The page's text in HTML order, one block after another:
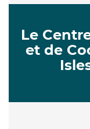
Le
et de